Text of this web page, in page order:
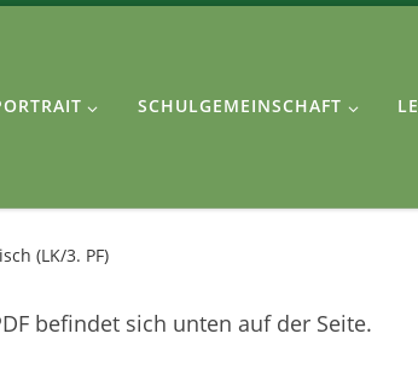
SCHULGEMEINSCHAFT
(LK/3. PF)
befindet sich unten auf der Seite.